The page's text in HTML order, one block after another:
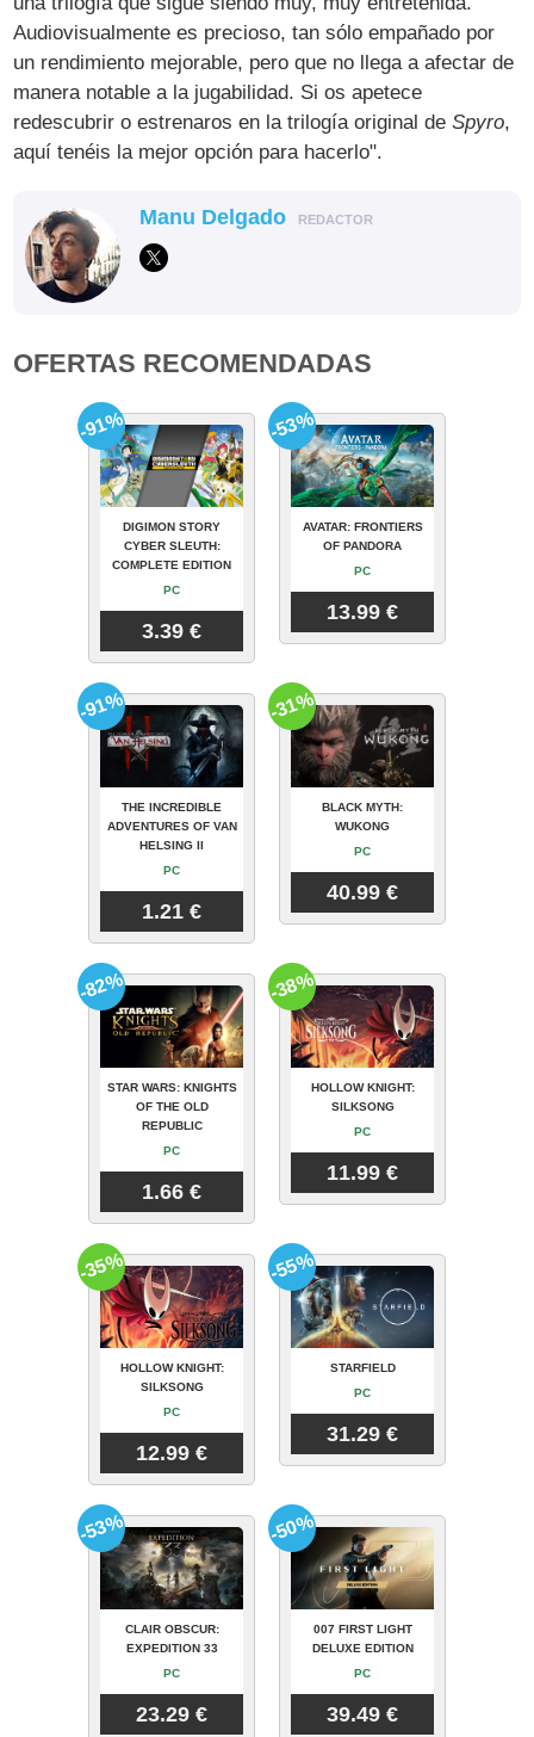
Audiovisualmente es precioso, tan sólo empañado por
un rendimiento mejorable, pero que no llega a afectar de
manera notable a la jugabilidad. Si os apetece
redescubrir o estrenaros en la trilogía original deSpyro,
aquí tenéis la mejor opción para hacerlo".
Manu Delgado REDACTOR
OFERTAS RECOMENDADAS
DIGIMON STORY
CYBER SLEUTH:
COMPLETE EDITION
PC
3.39 €
-91%
AVATAR: FRONTIERS
OF PANDORA
PC
13.99 €
-53%
THE INCREDIBLE
ADVENTURES OF VAN
HELSING II
PC
1.21 €
-91%
BLACK MYTH:
WUKONG
PC
40.99 €
-31%
STAR WARS: KNIGHTS
OF THE OLD
REPUBLIC
PC
1.66 €
-82%
HOLLOW KNIGHT:
SILKSONG
PC
11.99 €
-38%
HOLLOW KNIGHT:
SILKSONG
PC
12.99 €
-35%
STARFIELD
PC
31.29 €
-55%
CLAIR OBSCUR:
EXPEDITION 33
PC
23.29 €
-53%
007 FIRST LIGHT
DELUXE EDITION
PC
39.49 €
-50%